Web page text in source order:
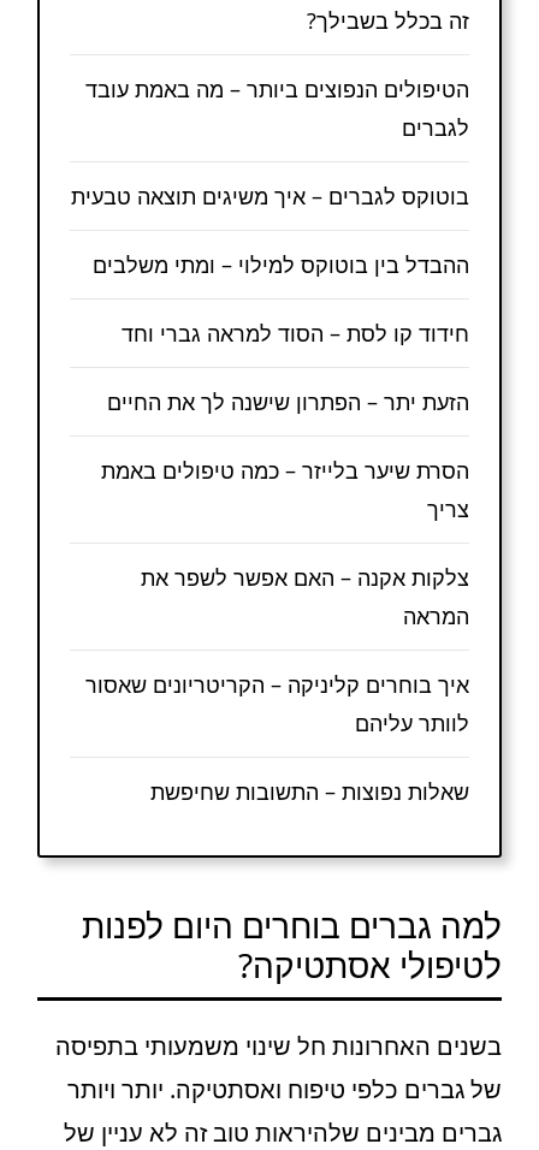
זה בכלל בשבילך?
הטיפולים הנפוצים ביותר – מה באמת עובד
לגברים
בוטוקס לגברים – איך משיגים תוצאה טבעית
ההבדל בין בוטוקס למילוי – ומתי משלבים
חידוד קו לסת – הסוד למראה גברי וחד
הזעת יתר – הפתרון שישנה לך את החיים
הסרת שיער בלייזר – כמה טיפולים באמת
צריך
צלקות אקנה – האם אפשר לשפר את
המראה
איך בוחרים קליניקה – הקריטריונים שאסור
לוותר עליהם
שאלות נפוצות – התשובות שחיפשת
למה גברים בוחרים היום לפנות
לטיפולי אסתטיקה?
בשנים האחרונות חל שינוי משמעותי בתפיסה
של גברים כלפי טיפוח ואסתטיקה. יותר ויותר
גברים מבינים שלהיראות טוב זה לא עניין של